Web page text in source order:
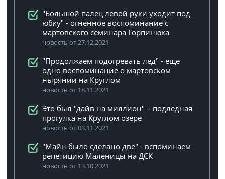
"Большой палец левой руки уходит под
юбку" - огненное воспоминание с
мартовского семинара Горпинюка
новость от 27.12.2021
"Продолжаем подогревать лед" - еще
одно воспоминание о мартовском
нырянии на Круглом
новость от 18.11.2021
Это был "дайв на миллион" – подледная
прогулка на Круглом озере
новость от 03.11.2021
"Майн было сделано две" - вспоминаем
репетицию Маленицы на ДСК
новость от 13.10.2021